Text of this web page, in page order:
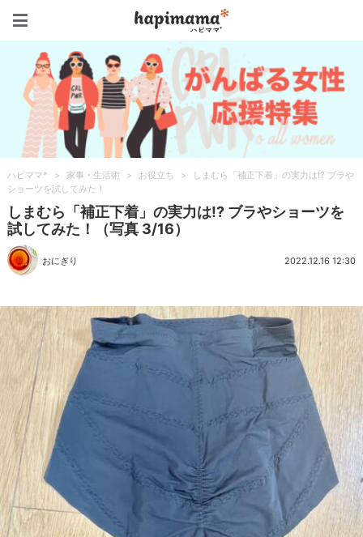
ハピママ* > 家事・生活術 > お役立ち >
しまむら「補正下着」の実力は!? ブラや
ショーツを試してみた！
しまむら「補正下着」の実力は!? ブラやショーツを
試してみた！（写真 3/16）
おにぎり 2022.12.16 12:30